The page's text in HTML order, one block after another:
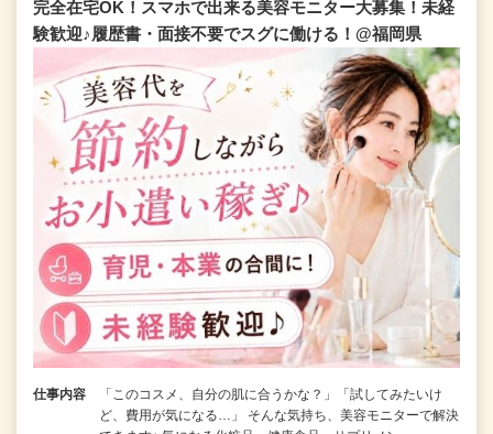
完全在宅OK！スマホで出来る美容モニター大募集！未経
験歓迎♪履歴書・面接不要でスグに働ける！@福岡県
仕事内容
「このコスメ、自分の肌に合うかな？」「試してみたいけ
ど、費用が気になる…」 そんな気持ち、美容モニターで解決